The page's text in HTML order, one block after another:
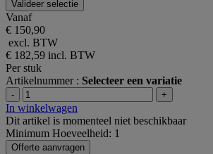
Valideer selectie
Vanaf
€ 150,90
excl. BTW
€ 182,59 incl. BTW
Per stuk
Artikelnummer : Selecteer een variatie
- +
In winkelwagen
Dit artikel is momenteel niet beschikbaar
Minimum Hoeveelheid: 1
Offerte aanvragen